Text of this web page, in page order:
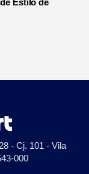
Estilo de
- Cj. 101 - Vila
000